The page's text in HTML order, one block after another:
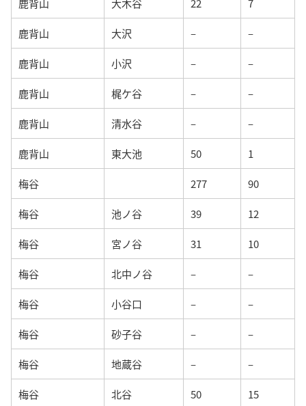
鹿背山 大沢 – –
鹿背山 小沢 – –
鹿背山 梶ケ谷 – –
鹿背山 清水谷 – –
鹿背山 東大池 50 1
梅谷 277 90
梅谷 池ノ谷 39 12
梅谷 宮ノ谷 31 10
梅谷 北中ノ谷 – –
梅谷 小谷口 – –
梅谷 砂子谷 – –
梅谷 地蔵谷 – –
梅谷 北谷 50 15